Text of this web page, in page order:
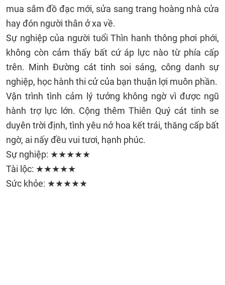
mua sắm đồ đạc mới, sửa sang trang hoàng nhà cửa
hay đón người thân ở xa về.
Sự nghiệp của người tuổi Thìn hanh thông phơi phới,
không còn cảm thấy bất cứ áp lực nào từ phía cấp
trên. Minh Đường cát tinh soi sáng, công danh sự
nghiệp, học hành thi cử của bạn thuận lợi muôn phần.
Vận trình tình cảm lý tưởng không ngờ vì được ngũ
hành trợ lực lớn. Cộng thêm Thiên Quý cát tinh se
duyên trời định, tình yêu nở hoa kết trái, thăng cấp bất
ngờ, ai nấy đều vui tươi, hạnh phúc.
Sự nghiệp: ★★★★★
Tài lộc: ★★★★★
Sức khỏe: ★★★★★